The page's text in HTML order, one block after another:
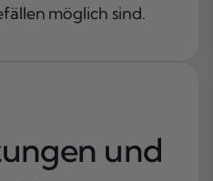
möglich sind.
und